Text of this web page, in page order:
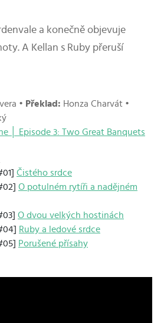
a konečně objevuje
A Kellan s Ruby přeruší
• Překlad: Honza Charvát •
│ Episode 3: Two Great Banquets
Čistého srdce
O potulném rytíři a nadějném
O dvou velkých hostinách
Ruby a ledové srdce
Porušené přísahy